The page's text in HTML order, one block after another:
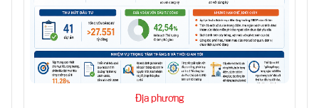
Địa phương